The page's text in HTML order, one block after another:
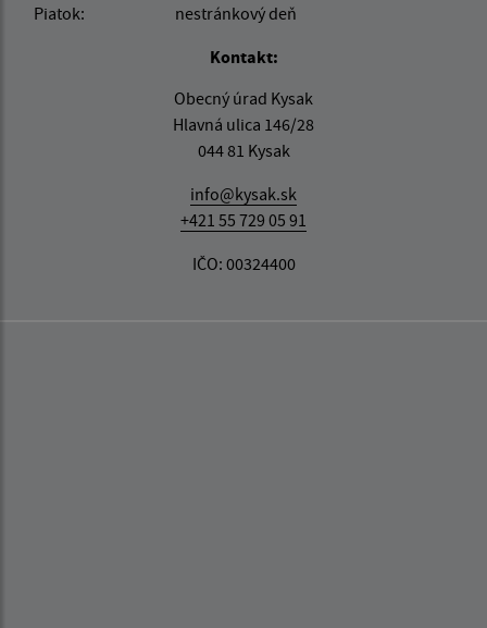
Piatok:
nestránkový deň
Kontakt:
Obecný úrad Kysak
Hlavná ulica 146/28
044 81 Kysak
info@kysak.sk
+421 55 729 05 91
IČO: 00324400